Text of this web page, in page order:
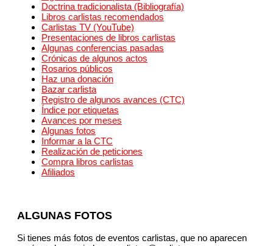
Doctrina tradicionalista (Bibliografía)
Libros carlistas recomendados
Carlistas TV (YouTube)
Presentaciones de libros carlistas
Algunas conferencias pasadas
Crónicas de algunos actos
Rosarios públicos
Haz una donación
Bazar carlista
Registro de algunos avances (CTC)
Índice por etiquetas
Avances por meses
Algunas fotos
Informar a la CTC
Realización de peticiones
Compra libros carlistas
Afiliados
ALGUNAS FOTOS
Si tienes más fotos de eventos carlistas, que no aparecen